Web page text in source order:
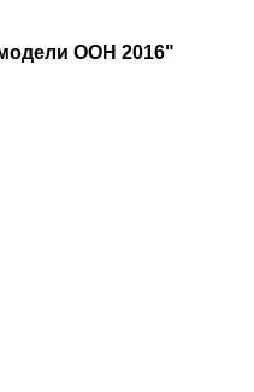
ООН 2016"